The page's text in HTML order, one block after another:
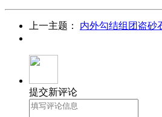
上一主题： 内外勾结组团盗砂
提交新评论